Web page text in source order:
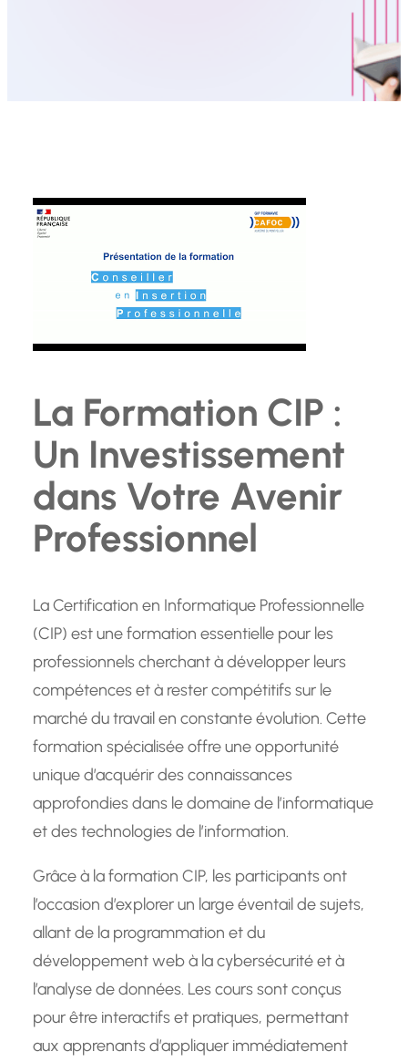
La Formation CIP :
Un Investissement
dans Votre Avenir
Professionnel
La Certification en Informatique Professionnelle
(CIP) est une formation essentielle pour les
professionnels cherchant à développer leurs
compétences et à rester compétitifs sur le
marché du travail en constante évolution. Cette
formation spécialisée offre une opportunité
unique d’acquérir des connaissances
approfondies dans le domaine de l’informatique
et des technologies de l’information.
Grâce à la formation CIP, les participants ont
l’occasion d’explorer un large éventail de sujets,
allant de la programmation et du
développement web à la cybersécurité et à
l’analyse de données. Les cours sont conçus
pour être interactifs et pratiques, permettant
aux apprenants d’appliquer immédiatement